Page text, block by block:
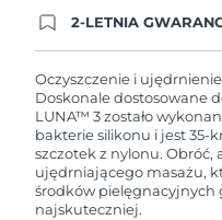
2-LETNIA
przypadku
od zakupu, FOREO
Oczyszczenie i
Doskonale dostosowane
LUNA™ 3 zostało
bakterie silikonu i jest 35-
szczotek z nylonu.
ujędrniającego masażu,
środków pielęgnacyjnych
najskuteczniej.